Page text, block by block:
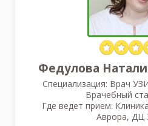
Федулова
Специализация: Врач
Врачебный
Где ведет прием:
Аврора, ДЦ